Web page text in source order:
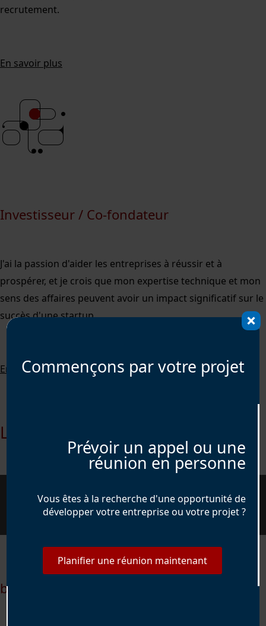
recrutement.
En savoir plus
Investisseur / Co-fondateur
J'ai la passion d'aider les entreprises à réussir et à
prospérer, et je crois que mon expertise technique et mon
sens des affaires peuvent avoir un impact significatif sur le
succès d'une startup.
En savoir plus
Le portefeuille
beauteprivee.fr
Commençons par votre projet
Prévoir un appel ou une
réunion en personne
Vous êtes à la recherche d'une opportunité de
développer votre entreprise ou votre projet ?
Planifier une réunion maintenant